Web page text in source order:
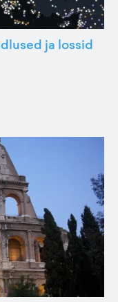
ja lossid